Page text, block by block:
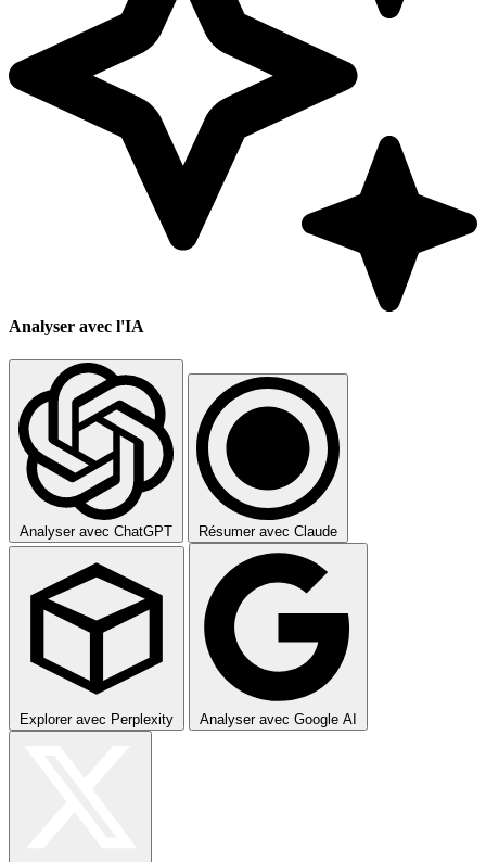
Analyser avec l'IA
Analyser avec ChatGPT Résumer avec Claude
Explorer avec Perplexity Analyser avec Google AI